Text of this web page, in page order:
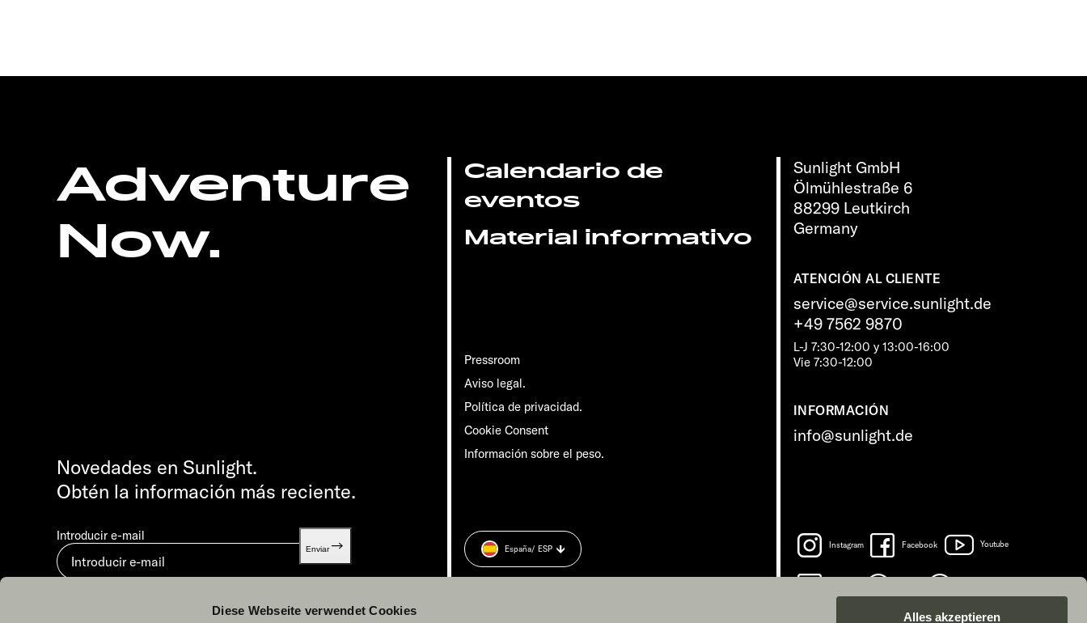
Diese Webseite verwendet Cookies Alles akzeptieren
Adventure
Now.
Sunlight GmbH
Ölmühlestraße 6
88299 Leutkirch
Germany
ATENCIÓN AL CLIENTE
service@service.sunlight.de
+49 7562 9870
L-J 7:30-12:00 y 13:00-16:00
Vie 7:30-12:00
INFORMACIÓN
info@sunlight.de
Calendario de
eventos
Material informativo
Pressroom
Aviso legal.
Política de privacidad.
Cookie Consent
Información sobre el peso.
Novedades en Sunlight.
Obtén la información más reciente.
Introducir e-mail
Enviar Instagram Facebook Youtube
España/ ESP